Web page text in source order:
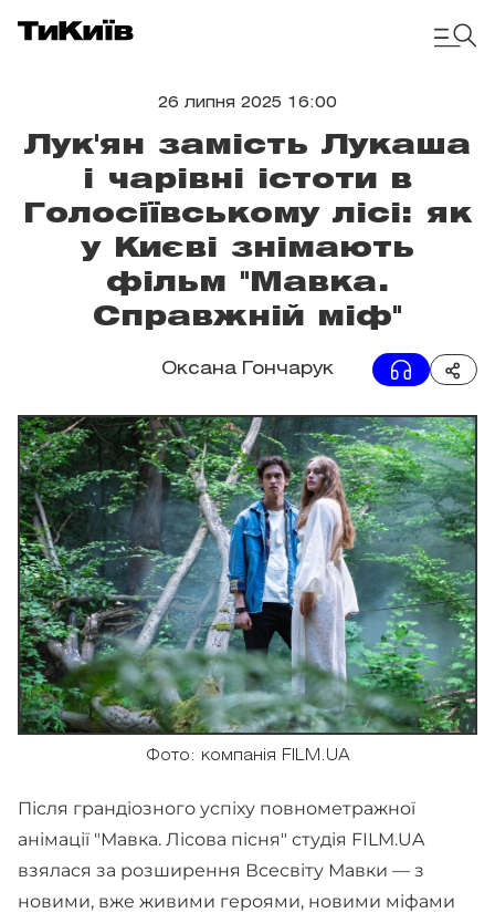
26 липня 2025 16:00
Лук'ян замість Лукаша
і чарівні істоти в
Голосіївському лісі: як
у Києві знімають
фільм "Мавка.
Справжній міф"
Оксана Гончарук
Фото: компанія FILM.UA
Після грандіозного успіху повнометражної
анімації "Мавка. Лісова пісня" студія FILM.UA
взялася за розширення Всесвіту Мавки — з
новими, вже живими героями, новими міфами